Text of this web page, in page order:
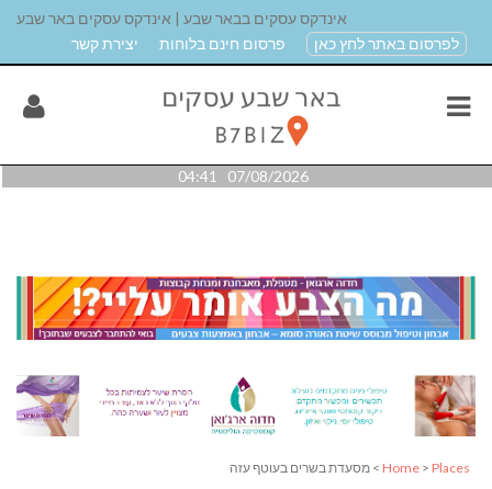
אינדקס עסקים בבאר שבע | אינדקס עסקים באר שבע
לפרסום באתר לחץ כאן
פרסום חינם בלוחות יצירת קשר
07/08/2026 04:41
Home > Places > מסעדת בשרים בעוטף עזה